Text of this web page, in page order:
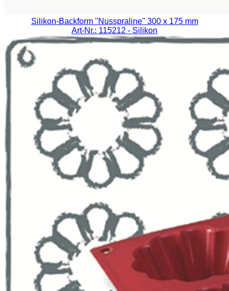
Silikon-Backform "Nusspraline" 300 x 175 mm
Art-Nr.: 115212 - Silikon